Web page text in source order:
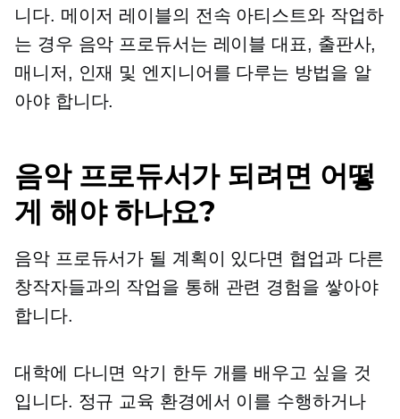
니다. 메이저 레이블의 전속 아티스트와 작업하
는 경우 음악 프로듀서는 레이블 대표, 출판사,
매니저, 인재 및 엔지니어를 다루는 방법을 알
아야 합니다.
음악 프로듀서가 되려면 어떻
게 해야 하나요?
음악 프로듀서가 될 계획이 있다면 협업과 다른
창작자들과의 작업을 통해 관련 경험을 쌓아야
합니다.
대학에 다니면 악기 한두 개를 배우고 싶을 것
입니다. 정규 교육 환경에서 이를 수행하거나